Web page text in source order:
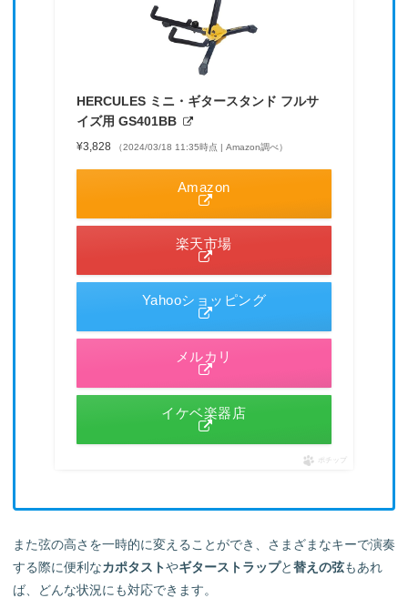
HERCULES ミニ・ギタースタンド フルサ
イズ用 GS401BB
¥3,828 （2024/03/18 11:35時点 | Amazon調べ）
Amazon
楽天市場
Yahooショッピング
メルカリ
イケベ楽器店
ポチップ
また弦の高さを一時的に変えることができ、さまざまなキーで演奏
する際に便利なカポタストやギターストラップと替えの弦もあれ
ば、どんな状況にも対応できます。